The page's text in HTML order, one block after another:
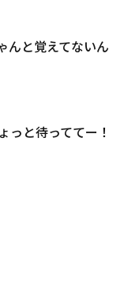
んと覚えてないん
っと待っててー！